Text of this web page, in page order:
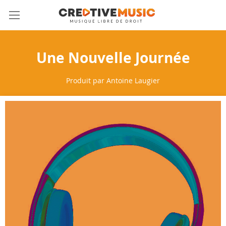
Allez
au
contenu
Une Nouvelle Journée
Produit par Antoine Laugier
the
of